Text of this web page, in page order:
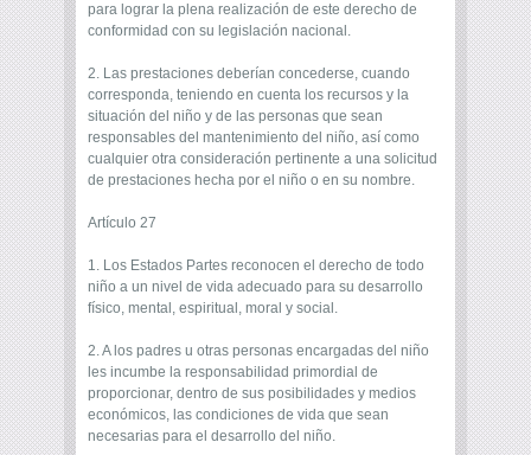
para lograr la plena realización de este derecho de
conformidad con su legislación nacional.
2. Las prestaciones deberían concederse, cuando
corresponda, teniendo en cuenta los recursos y la
situación del niño y de las personas que sean
responsables del mantenimiento del niño, así como
cualquier otra consideración pertinente a una solicitud
de prestaciones hecha por el niño o en su nombre.
Artículo 27
1. Los Estados Partes reconocen el derecho de todo
niño a un nivel de vida adecuado para su desarrollo
físico, mental, espiritual, moral y social.
2. A los padres u otras personas encargadas del niño
les incumbe la responsabilidad primordial de
proporcionar, dentro de sus posibilidades y medios
económicos, las condiciones de vida que sean
necesarias para el desarrollo del niño.